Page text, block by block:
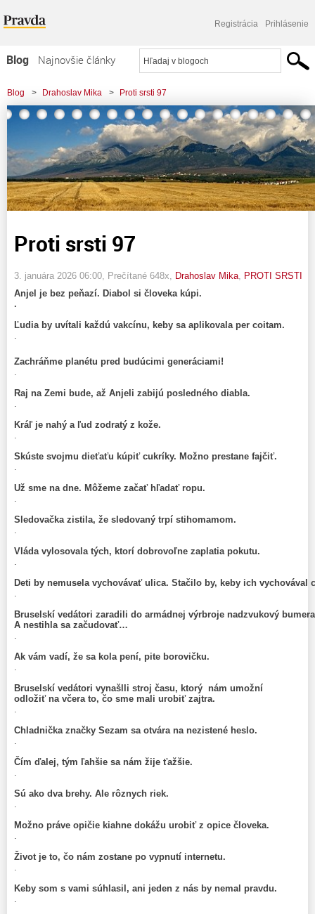
Registrácia Prihlásenie
Blog
Najnovšie články
Najčítanejšie články
Najkomentovanejšie články
Zoznam blogov
Komerčné blogy
Blog > Drahoslav Mika > Proti srsti 97
Proti srsti 97
3. januára 2026 06:00 , Prečítané 648x, Drahoslav Mika PROTI SRSTI
Anjel je bez peňazí. Diabol si človeka kúpi.
.
Ľudia by uvítali každú vakcínu, keby sa aplikovala per coitam.
Zachráňme planétu pred budúcimi generáciami!
Raj na Zemi bude, až Anjeli zabijú posledného diabla.
Kráľ je nahý a ľud zodratý z kože.
Skúste svojmu dieťaťu kúpiť cukríky. Možno prestane fajčiť.
Už sme na dne. Môžeme začať hľadať ropu.
Sledovačka zistila, že sledovaný trpí stihomamom.
Vláda vylosovala tých, ktorí dobrovoľne zaplatia pokutu.
Deti by nemusela vychovávať ulica. Stačilo by, keby ich vychovával
Bruselskí vedátori zaradili do armádnej výrbroje nadzvukový
A nestihla sa začudovať…
Ak vám vadí, že sa kola pení, pite borovičku.
Bruselskí vedátori vynašlli stroj času, ktorý nám umožní
odložiť na včera to, čo sme mali urobiť zajtra.
Chladnička značky Sezam sa otvára na nezistené heslo.
Čím ďalej, tým ľahšie sa nám žije ťažšie.
Sú ako dva brehy. Ale rôznych riek.
Možno práve opičie kiahne dokážu urobiť z opice človeka.
Život je to, čo nám zostane po vypnutí internetu.
Keby som s vami súhlasil, ani jeden z nás by nemal pravdu.